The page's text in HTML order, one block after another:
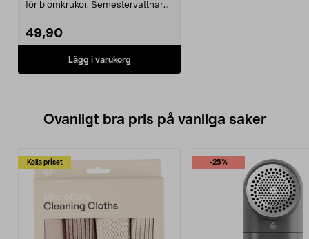
för blomkrukor. Semestervattnare
49,90
Lägg i varukorg
Ovanligt bra pris på vanliga saker
Kolla priset -25%